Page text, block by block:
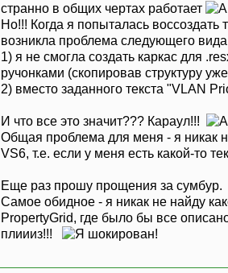
странно в общих чертах работает
Но!!! Когда я попыталась
возникла проблема следующего
1) я не смогла создать каркас для
ручонками (скопировав структуру
2) вместо заданного текста "VLAN
И что все это значит??? Караул!!!
Общая проблема для меня - я никак
VS6, т.е. если у меня есть какой-то
Еще раз прошу прощения за сумбур.
Самое обидное - я никак не найду
PropertyGrid, где было бы все
плиииз!!!